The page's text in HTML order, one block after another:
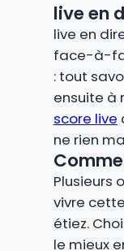
live en
live en
face-à-
: tout
ensuite à
score live
ne rien
Plusieurs
vivre
étiez.
le mieux